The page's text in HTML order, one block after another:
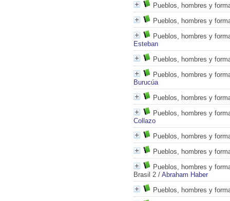
Pueblos, hombres y
Pueblos, hombres y
Pueblos, hombres y
Esteban
Pueblos, hombres y
Pueblos, hombres y
Burucúa
Pueblos, hombres y
Pueblos, hombres y
Collazo
Pueblos, hombres y
Pueblos, hombres y
Pueblos, hombres y
Brasil 2 / Abraham Haber
Pueblos, hombres y